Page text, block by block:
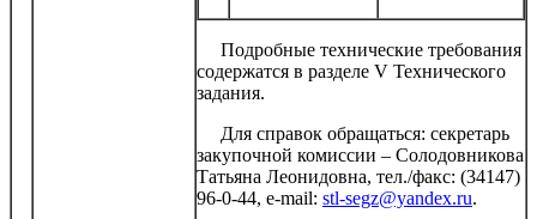
Подробные технические требования
содержатся в разделе V Технического
задания.
Для справок обращаться: секретарь
закупочной комиссии – Солодовникова
Татьяна Леонидовна, тел./факс: (34147)
96-0-44, e-mail: stl-segz@yandex.ru.